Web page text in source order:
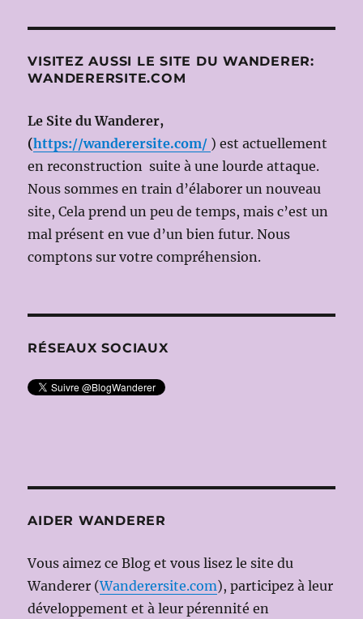
OUVERTE
VISITEZ AUSSI LE SITE DU WANDERER:
WANDERERSITE.COM
Le Site du Wanderer,
(https://wanderersite.com/ ) est actuellement
en reconstruction suite à une lourde attaque.
Nous sommes en train d’élaborer un nouveau
site, Cela prend un peu de temps, mais c’est un
mal présent en vue d’un bien futur. Nous
comptons sur votre compréhension.
RÉSEAUX SOCIAUX
AIDER WANDERER
Vous aimez ce Blog et vous lisez le site du
Wanderer (Wanderersite.com), participez à leur
développement et à leur pérennité en